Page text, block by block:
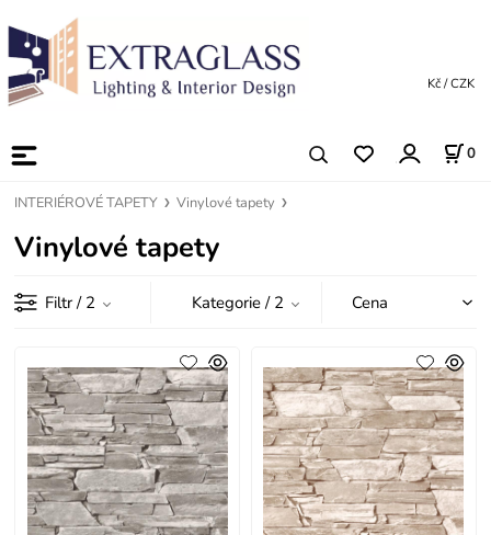
0
Kč / CZK
INTERIÉROVÉ TAPETY Vinylové tapety
Vinylové tapety
Filtr / 2 Kategorie / 2